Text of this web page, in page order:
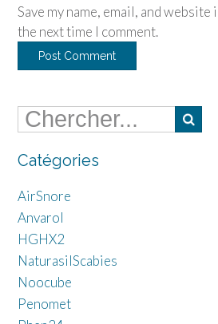
Save my name, email, and
the next time I comment.
Catégories
AirSnore
Anvarol
HGHX2
NaturasilScabies
Noocube
Penomet